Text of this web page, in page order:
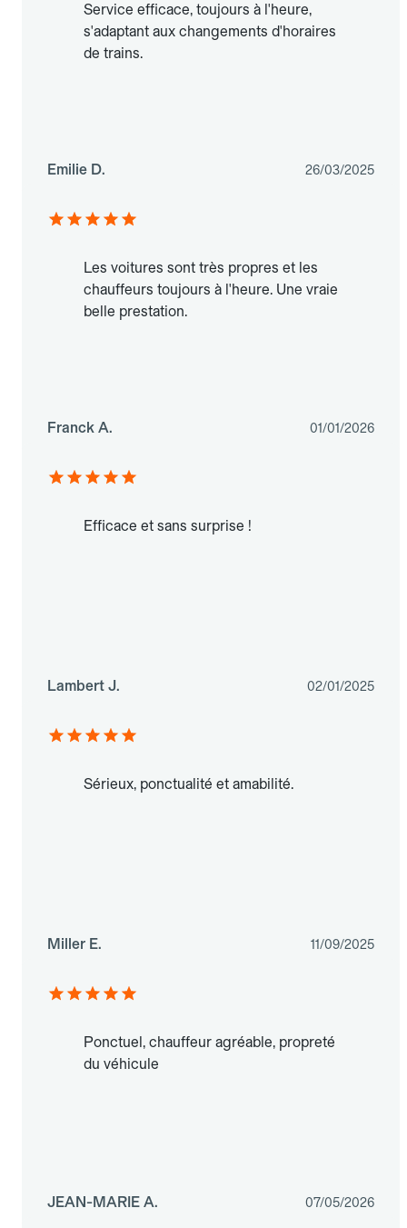
Service efficace, toujours à l'heure,
s'adaptant aux changements d'horaires
de trains.
Emilie D. 26/03/2025
Les voitures sont très propres et les
chauffeurs toujours à l'heure. Une vraie
belle prestation.
Franck A. 01/01/2026
Efficace et sans surprise !
Lambert J. 02/01/2025
Sérieux, ponctualité et amabilité.
Miller E. 11/09/2025
Ponctuel, chauffeur agréable, propreté
du véhicule
JEAN-MARIE A. 07/05/2026